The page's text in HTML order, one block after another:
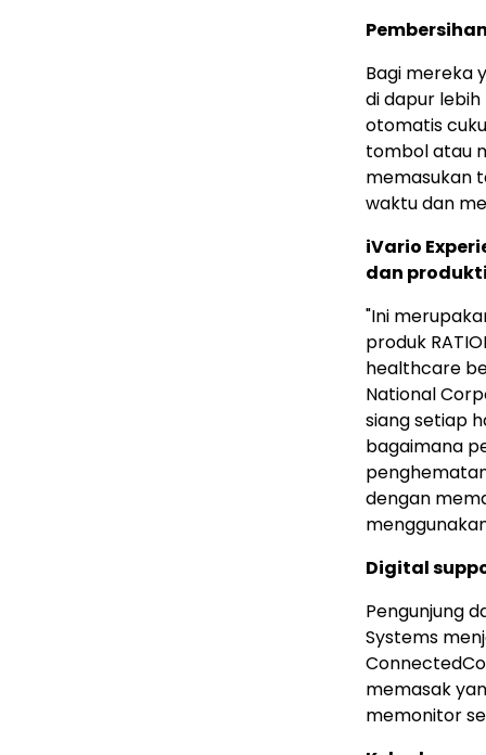
Bagi mereka
di dapur
otomatis
tombol atau
memasukan
waktu dan
iVario
dan
"Ini
produk
healthcare
National
siang setiap
bagaimana
dengan
Digital
Pengunjung
Systems
memasak
memonitor